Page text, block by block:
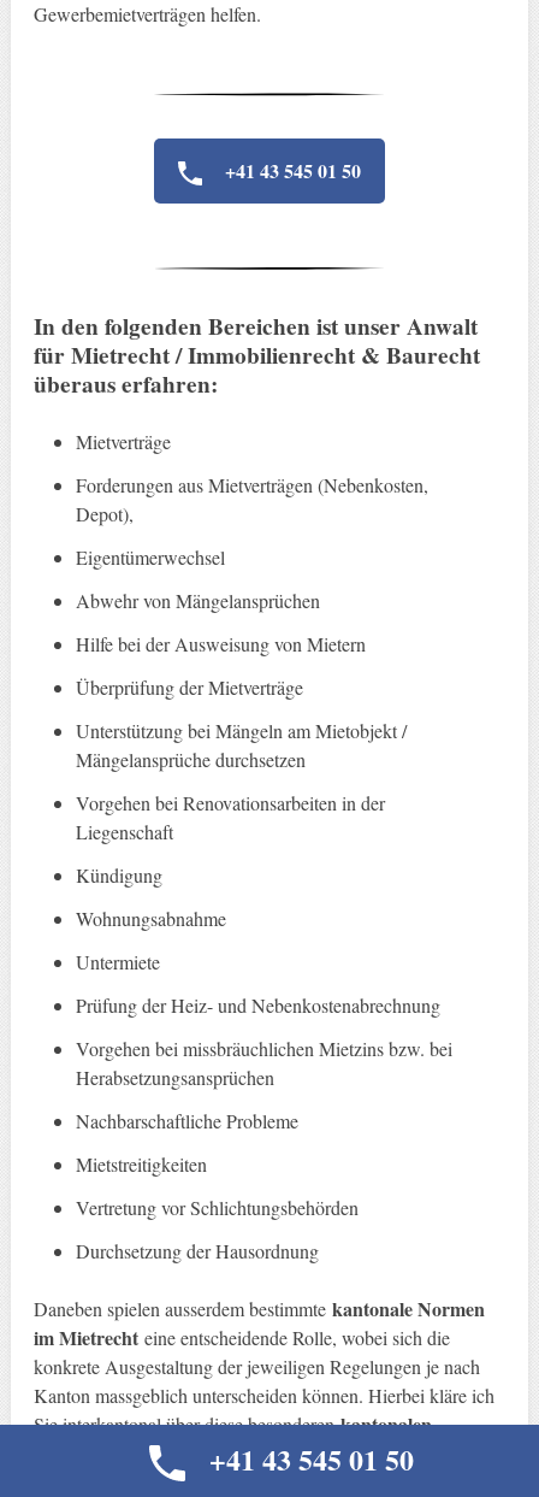
Gewerbemietverträgen helfen.
+41 43 545 01 50
In den folgenden Bereichen ist unser Anwalt
für Mietrecht / Immobilienrecht & Baurecht
überaus erfahren:
Mietverträge
Forderungen aus Mietverträgen (Nebenkosten,
Depot),
Eigentümerwechsel
Abwehr von Mängelansprüchen
Hilfe bei der Ausweisung von Mietern
Überprüfung der Mietverträge
Unterstützung bei Mängeln am Mietobjekt /
Mängelansprüche durchsetzen
Vorgehen bei Renovationsarbeiten in der
Liegenschaft
Kündigung
Wohnungsabnahme
Untermiete
Prüfung der Heiz- und Nebenkostenabrechnung
Vorgehen bei missbräuchlichen Mietzins bzw. bei
Herabsetzungsansprüchen
Nachbarschaftliche Probleme
Mietstreitigkeiten
Vertretung vor Schlichtungsbehörden
Durchsetzung der Hausordnung
Daneben spielen ausserdem bestimmte kantonale Normen
im Mietrechteine entscheidende Rolle, wobei sich die
konkrete Ausgestaltung der jeweiligen Regelungen je nach
Kanton massgeblich unterscheiden können. Hierbei kläre ich
Sie interkantonal über diese besonderenkantonalen
auf und zeige die auf Ihre Bedürfnisse
angepassten Lösungswege auf. Dies gilt umso mehr,
+41 43 545 01 50